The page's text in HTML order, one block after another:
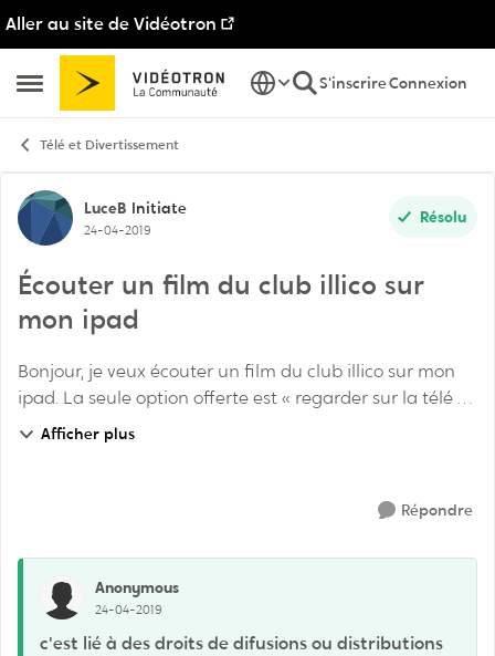
Aller au site de Vidéotron
Ouvrir Menu Latéral
Passer au contenu
S'inscrireConnexion
Télé et Divertissement
Discussion de forum
LuceB Initiate
24-04-2019
Résolu
Écouter un film du club illico sur
mon ipad
Bonjour, je veux écouter un film du club illico sur mon
ipad. La seule option offerte est « regarder sur la télé « .
Pourtant, je peux sans problème écouter les séries sur
Afficher plus
Répondre
Anonymous
24-04-2019
c'est lié à des droits de difusions ou distributions